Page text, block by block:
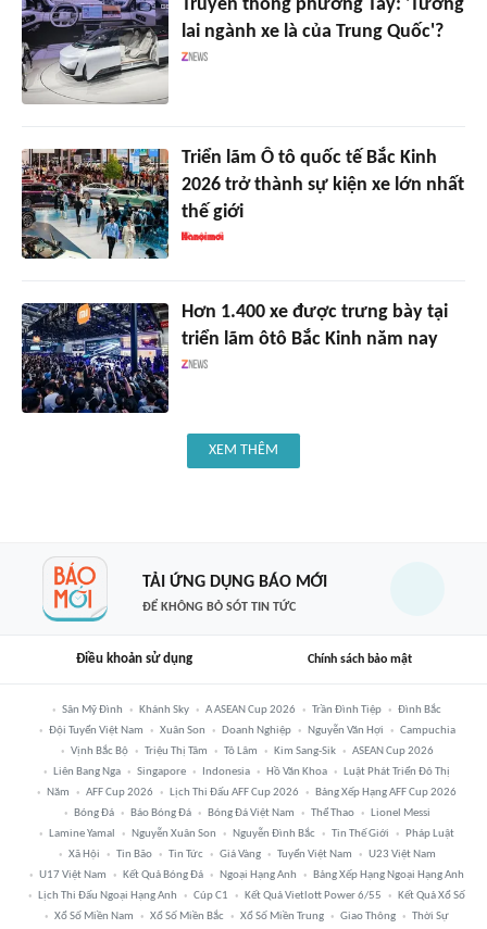
Truyền thông phương Tây: 'Tương
lai ngành xe là của Trung Quốc'?
Triển lãm Ô tô quốc tế Bắc Kinh
2026 trở thành sự kiện xe lớn nhất
thế giới
Hơn 1.400 xe được trưng bày tại
triển lãm ôtô Bắc Kinh năm nay
XEM THÊM
TẢI ỨNG DỤNG BÁO MỚI
ĐỂ KHÔNG BỎ SÓT TIN TỨC
Điều khoản sử dụng Chính sách bảo mật
Sân Mỹ Đình Khánh Sky A ASEAN Cup 2026 Trần Đình Tiệp
Đình Bắc
Đội Tuyển Việt Nam
Xuân Son Doanh Nghiệp Nguyễn Văn Hợi
Campuchia
Vịnh Bắc Bộ
Triệu Thị Tâm Tô Lâm Kim Sang-Sik
ASEAN Cup 2026
Liên Bang Nga
Singapore Indonesia Hồ Văn Khoa
Luật Phát Triển Đô Thị
Năm
AFF Cup 2026 Lịch Thi Đấu AFF Cup 2026
Bảng Xếp Hạng AFF Cup 2026
Bóng Đá
Báo Bóng Đá Bóng Đá Việt Nam Thể Thao
Lionel Messi
Lamine Yamal
Nguyễn Xuân Son Nguyễn Đình Bắc Tin Thế Giới
Pháp Luật
Xã Hội
Tin Bão Tin Tức Giá Vàng Tuyển Việt Nam
U23 Việt Nam
U17 Việt Nam
Kết Quả Bóng Đá Ngoại Hạng Anh
Bảng Xếp Hạng Ngoại Hạng Anh
Lịch Thi Đấu Ngoại Hạng Anh
Cúp C1 Kết Quả Vietlott Power 6/55
Kết Quả Xổ Số
Xổ Số Miền Nam
Xổ Số Miền Bắc Xổ Số Miền Trung Giao Thông Thời Sự